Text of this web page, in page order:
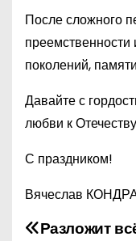
После сложного
поколений,
Давайте с
любви к
С праздником!
Вячеслав
Разложит